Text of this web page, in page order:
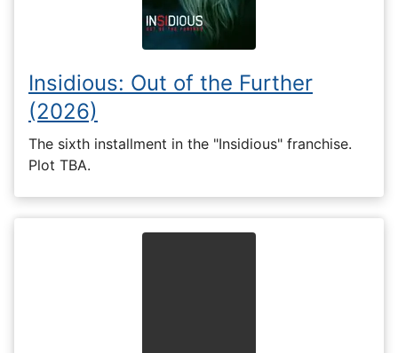
Insidious: Out of the Further
(2026)
The sixth installment in the "Insidious" franchise.
Plot TBA.